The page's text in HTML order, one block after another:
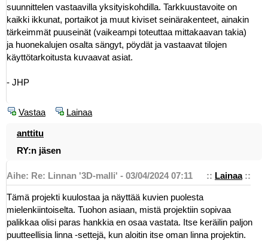
suunnittelen vastaavilla yksityiskohdilla. Tarkkuustavoite on
kaikki ikkunat, portaikot ja muut kiviset seinärakenteet, ainakin
tärkeimmät puuseinät (vaikeampi toteuttaa mittakaavan takia)
ja huonekalujen osalta sängyt, pöydät ja vastaavat tilojen
käyttötarkoitusta kuvaavat asiat.
- JHP
Vastaa Lainaa
anttitu
RY:n jäsen
:: Lainaa::
Aihe: Re: Linnan '3D-malli' - 03/04/2024 07:11
Tämä projekti kuulostaa ja näyttää kuvien puolesta
mielenkiintoiselta. Tuohon asiaan, mistä projektiin sopivaa
palikkaa olisi paras hankkia en osaa vastata. Itse keräilin paljon
puutteellisia linna -settejä, kun aloitin itse oman linna projektin.